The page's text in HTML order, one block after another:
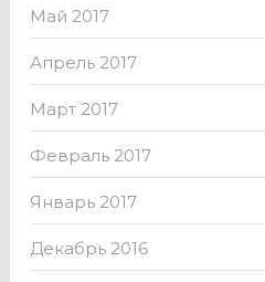
Май 2017
Апрель 2017
Март 2017
Февраль 2017
Январь 2017
Декабрь 2016